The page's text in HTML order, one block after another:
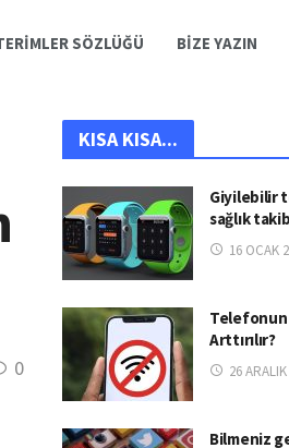
SÖZLÜĞÜ BIZE YAZIN
0
KISA KISA...
Giyilebilir
sağlık
16 OCAK
Telefonun
Arttırılır?
26
Bilmeniz